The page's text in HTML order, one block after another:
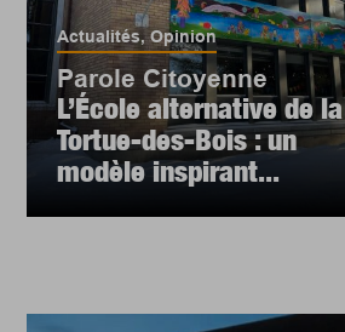
Actualités,Opinion
Parole Citoyenne
L’École alternative de la
Tortue-des-Bois : un
modèle inspirant...